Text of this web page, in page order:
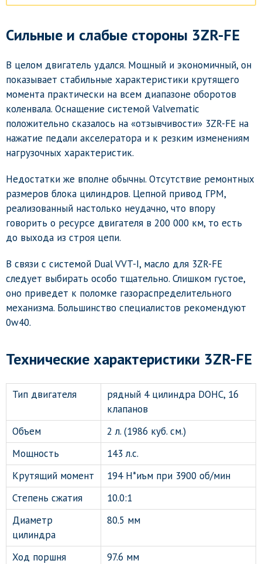
Сильные и слабые стороны 3ZR-FE
В целом двигатель удался. Мощный и экономичный, он
показывает стабильные характеристики крутящего
момента практически на всем диапазоне оборотов
коленвала. Оснащение системой Valvematic
положительно сказалось на «отзывчивости» 3ZR-FE на
нажатие педали акселератора и к резким изменениям
нагрузочных характеристик.
Недостатки же вполне обычны. Отсутствие ремонтных
размеров блока цилиндров. Цепной привод ГРМ,
реализованный настолько неудачно, что впору
говорить о ресурсе двигателя в 200 000 км, то есть
до выхода из строя цепи.
В связи с системой Dual VVT-I, масло для 3ZR-FE
следует выбирать особо тщательно. Слишком густое,
оно приведет к поломке газораспределительного
механизма. Большинство специалистов рекомендуют
0w40.
Технические характеристики 3ZR-FE
Тип двигателя
рядный 4 цилиндра DOHC, 16
клапанов
Объем
2 л. (1986 куб. см.)
Мощность
143 л.с.
Крутящий момент
194 Н*иъм при 3900 об/мин
Степень сжатия
10.0:1
Диаметр
цилиндра
80.5 мм
Ход поршня
97.6 мм